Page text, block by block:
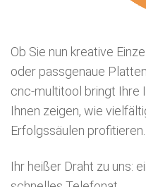
Ob Sie nun kreative
oder passgenaue
cnc-multitool bringt Ihre
Ihnen zeigen, wie
Erfolgssäulen profitieren.
Ihr heißer Draht zu uns: